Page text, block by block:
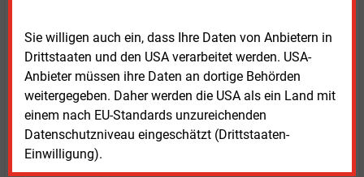
Sie willigen auch ein, dass Ihre Daten von Anbietern in
Drittstaaten und den USA verarbeitet werden. USA-
Anbieter müssen ihre Daten an dortige Behörden
weitergegeben. Daher werden die USA als ein Land mit
einem nach EU-Standards unzureichenden
Datenschutzniveau eingeschätzt (Drittstaaten-
Einwilligung).